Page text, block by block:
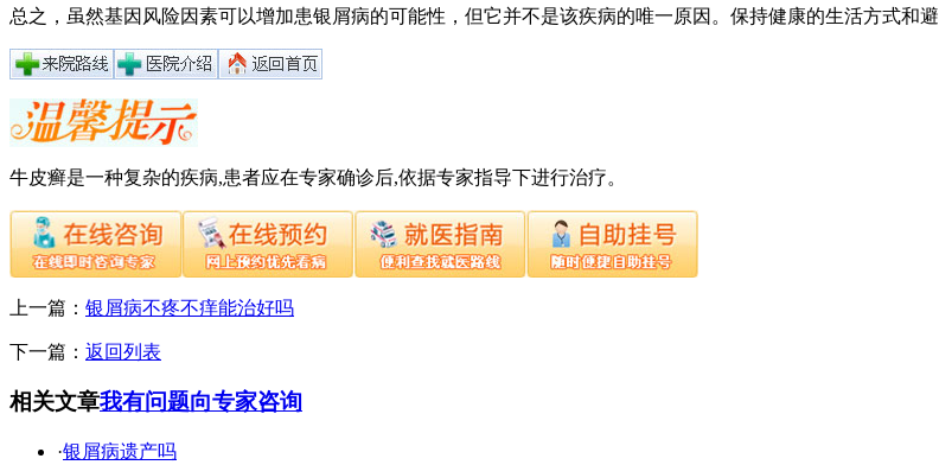
总之，虽然基因风险因素可以增加患银屑病的可能性，但它并不是该疾病的唯一原因。保持健康的生活方式和
牛皮癣是一种复杂的疾病,患者应在专家确诊后,依据专家指导下进行治疗。
上一篇： 银屑病不疼不痒能治好吗
下一篇： 返回列表
相关文章我有问题向专家咨询
·银屑病遗产吗